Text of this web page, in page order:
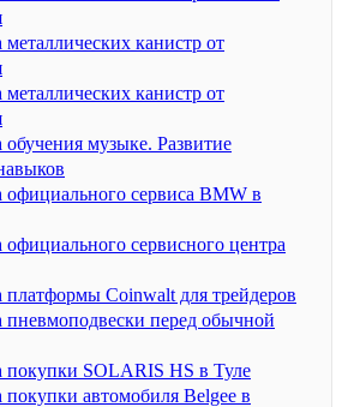
канистр от
канистр от
музыке. Развитие
сервиса BMW в
сервисного центра
Coinwalt для трейдеров
перед обычной
SOLARIS HS в Туле
автомобиля Belgee в